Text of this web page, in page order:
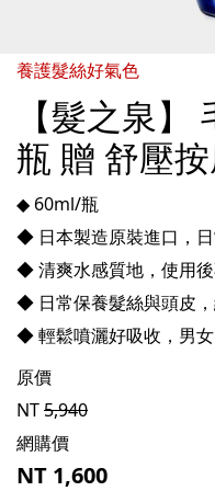
養護髮絲好氣色
【髮之泉
瓶 贈 舒壓
◆ 60ml/瓶
◆ 日本製造原裝進口，
◆ 清爽水感質地，使用
◆ 日常保養髮絲與頭皮
◆ 輕鬆噴灑好吸收，男
原價
NT5,940
網購價
NT 1,600